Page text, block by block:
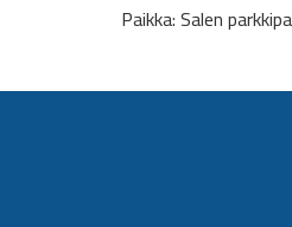
Paikka: Salen